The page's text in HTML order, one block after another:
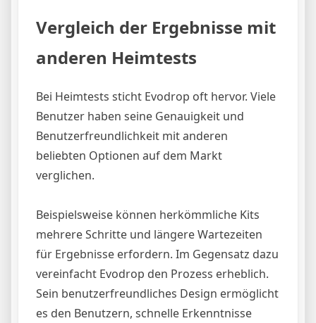
Vergleich der Ergebnisse mit
anderen Heimtests
Bei Heimtests sticht Evodrop oft hervor. Viele
Benutzer haben seine Genauigkeit und
Benutzerfreundlichkeit mit anderen
beliebten Optionen auf dem Markt
verglichen.
Beispielsweise können herkömmliche Kits
mehrere Schritte und längere Wartezeiten
für Ergebnisse erfordern. Im Gegensatz dazu
vereinfacht Evodrop den Prozess erheblich.
Sein benutzerfreundliches Design ermöglicht
es den Benutzern, schnelle Erkenntnisse